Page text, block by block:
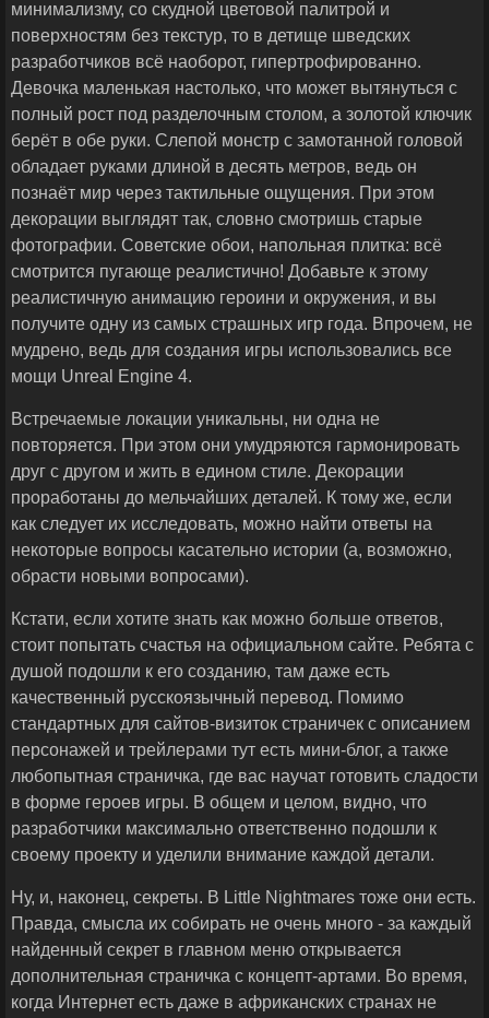
минимализму, со скудной цветовой палитрой и
поверхностям без текстур, то в детище шведских
разработчиков всё наоборот, гипертрофированно.
Девочка маленькая настолько, что может вытянуться с
полный рост под разделочным столом, а золотой ключик
берёт в обе руки. Слепой монстр с замотанной головой
обладает руками длиной в десять метров, ведь он
познаёт мир через тактильные ощущения. При этом
декорации выглядят так, словно смотришь старые
фотографии. Советские обои, напольная плитка: всё
смотрится пугающе реалистично! Добавьте к этому
реалистичную анимацию героини и окружения, и вы
получите одну из самых страшных игр года. Впрочем, не
мудрено, ведь для создания игры использовались все
мощи Unreal Engine 4.
Встречаемые локации уникальны, ни одна не
повторяется. При этом они умудряются гармонировать
друг с другом и жить в едином стиле. Декорации
проработаны до мельчайших деталей. К тому же, если
как следует их исследовать, можно найти ответы на
некоторые вопросы касательно истории (а, возможно,
обрасти новыми вопросами).
Кстати, если хотите знать как можно больше ответов,
стоит попытать счастья на официальном сайте. Ребята с
душой подошли к его созданию, там даже есть
качественный русскоязычный перевод. Помимо
стандартных для сайтов-визиток страничек с описанием
персонажей и трейлерами тут есть мини-блог, а также
любопытная страничка, где вас научат готовить сладости
в форме героев игры. В общем и целом, видно, что
разработчики максимально ответственно подошли к
своему проекту и уделили внимание каждой детали.
Ну, и, наконец, секреты. В Little Nightmares тоже они есть.
Правда, смысла их собирать не очень много - за каждый
найденный секрет в главном меню открывается
дополнительная страничка с концепт-артами. Во время,
когда Интернет есть даже в африканских странах не